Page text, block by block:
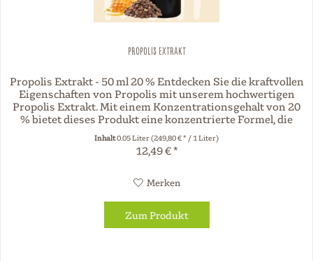
Propolis Extrakt
Propolis Extrakt - 50 ml 20 % Entdecken Sie die kraftvollen
Eigenschaften von Propolis mit unserem hochwertigen
Propolis Extrakt. Mit einem Konzentrationsgehalt von 20
% bietet dieses Produkt eine konzentrierte Formel, die
die...
Inhalt0.05 Liter(249,80 € * / 1 Liter)
12,49 € *
Merken
Zum Produkt